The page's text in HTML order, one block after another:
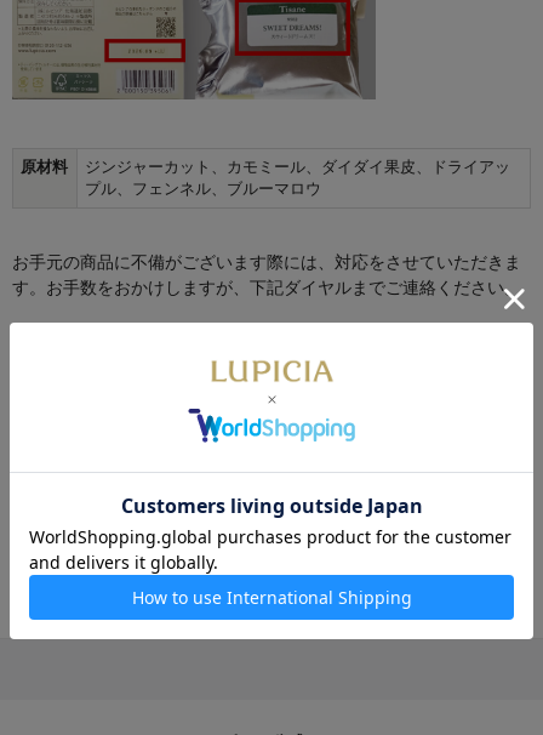
原材料
ジンジャーカット、カモミール、ダイダイ果皮、ドライアッ
プル、フェンネル、ブルーマロウ
お手元の商品に不備がございます際には、対応をさせていただきま
す。お手数をおかけしますが、下記ダイヤルまでご連絡ください。
0120-112-636 10：00～18：00
ご迷惑をおかけし大変申し訳ございませんが、何卒よろしくお願い
2025年12月15日 株式会社ルピシア